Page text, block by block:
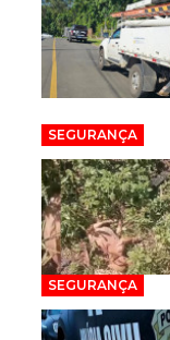
SEGURANÇA
SEGURANÇA